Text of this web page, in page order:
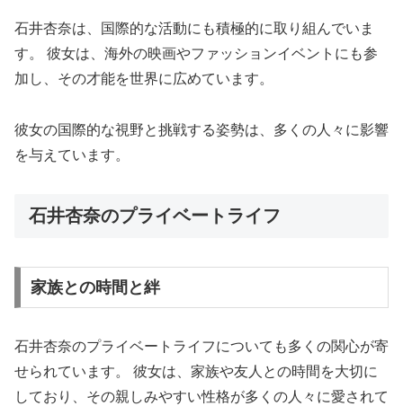
石井杏奈は、国際的な活動にも積極的に取り組んでいま
す。 彼女は、海外の映画やファッションイベントにも参
加し、その才能を世界に広めています。
彼女の国際的な視野と挑戦する姿勢は、多くの人々に影響
を与えています。
石井杏奈のプライベートライフ
家族との時間と絆
石井杏奈のプライベートライフについても多くの関心が寄
せられています。 彼女は、家族や友人との時間を大切に
しており、その親しみやすい性格が多くの人々に愛されて